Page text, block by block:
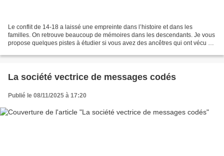
Le conflit de 14-18 a laissé une empreinte dans l’histoire et dans les
familles. On retrouve beaucoup de mémoires dans les descendants. Je vous
propose quelques pistes à étudier si vous avez des ancêtres qui ont vécu ce
La société vectrice de messages codés
Publié le 08/11/2025 à 17:20